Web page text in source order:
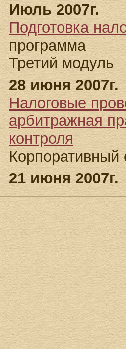
Июль 2007г.
Подготовка
программа
Третий модуль
28 июня 2007г.
Налоговые
арбитражная
контроля
Корпоративный
21 июня 2007г.